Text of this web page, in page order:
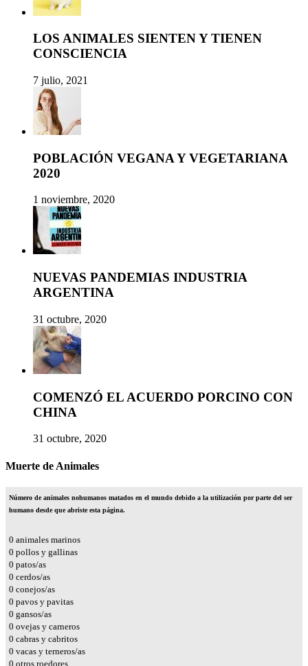
LOS ANIMALES SIENTEN Y TIENEN
CONSCIENCIA
7 julio, 2021
POBLACIÓN VEGANA Y VEGETARIANA
2020
1 noviembre, 2020
NUEVAS PANDEMIAS INDUSTRIA
ARGENTINA
31 octubre, 2020
COMENZÓ EL ACUERDO PORCINO CON
CHINA
31 octubre, 2020
Muerte de Animales
Número de animales nohumanos matados en el mundo debido a la utilización por parte del ser
humano desde que abriste esta página.
0 animales marinos
0 pollos y gallinas
0 patos/as
0 cerdos/as
0 conejos/as
0 pavos y pavitas
0 gansos/as
0 ovejas y carneros
0 cabras y cabritos
0 vacas y terneros/as
0 otros roedores